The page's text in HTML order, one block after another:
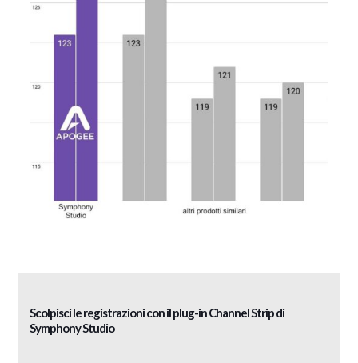
Scolpisci le registrazioni con il plug-in Channel Strip di
Symphony Studio